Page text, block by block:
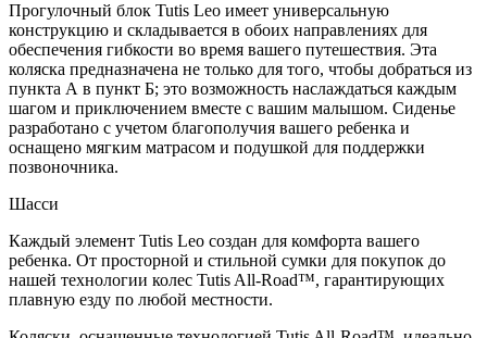
Прогулочный блок Tutis Leo имеет универсальную
конструкцию и складывается в обоих направлениях для
обеспечения гибкости во время вашего путешествия. Эта
коляска предназначена не только для того, чтобы добраться из
пункта А в пункт Б; это возможность наслаждаться каждым
шагом и приключением вместе с вашим малышом. Сиденье
разработано с учетом благополучия вашего ребенка и
оснащено мягким матрасом и подушкой для поддержки
позвоночника.
Шасси
Каждый элемент Tutis Leo создан для комфорта вашего
ребенка. От просторной и стильной сумки для покупок до
нашей технологии колес Tutis All-Road™, гарантирующих
плавную езду по любой местности.